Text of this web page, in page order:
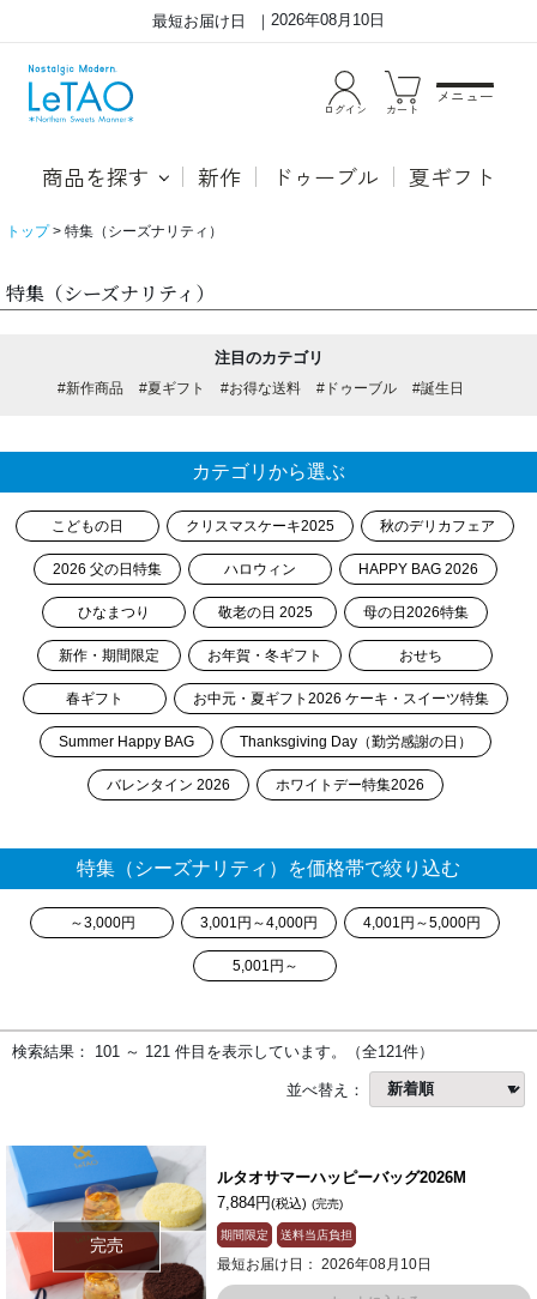
最短お届け日 2026年08月10日
ログイン カート
メニュー
商品を探す 新作 ドゥーブル 夏ギフト
トップ 特集（シーズナリティ）
特集（シーズナリティ）
注目のカテゴリ
#新作商品 #夏ギフト #お得な送料 #ドゥーブル #誕生日
カテゴリから選ぶ
こどもの日 クリスマスケーキ2025 秋のデリカフェア
2026 父の日特集 ハロウィン HAPPY BAG 2026
ひなまつり 敬老の日 2025 母の日2026特集
新作・期間限定 お年賀・冬ギフト おせち
春ギフト お中元・夏ギフト2026 ケーキ・スイーツ特集
Summer Happy BAG Thanksgiving Day（勤労感謝の日）
バレンタイン 2026 ホワイトデー特集2026
特集（シーズナリティ）を価格帯で絞り込む
～3,000円 3,001円～4,000円 4,001円～5,000円
5,001円～
検索結果： 101 ～ 121 件目を表示しています。（全121件）
並べ替え：
完売
ルタオサマーハッピーバッグ2026M
7,884円(税込) (完売)
期間限定 送料当店負担
最短お届け日： 2026年08月10日